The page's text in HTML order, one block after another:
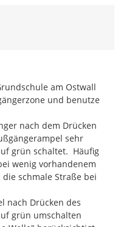
am Ostwall
und benutze
nach dem Drücken
sehr
grün schaltet.  Häufig
wenig vorhandenem
schmale Straße bei
nach Drücken des
grün umschalten